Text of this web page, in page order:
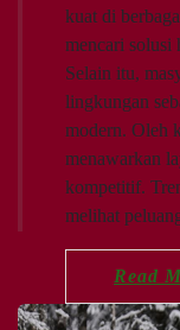
kuat di
mencari solusi
Selain itu,
lingkungan
modern. Oleh
menawarkan
kompetitif.
melihat
Read